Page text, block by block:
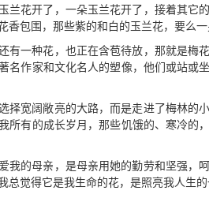
兰花开了，一朵玉兰花开了，接着其它
香包围，那些紫的和白的玉兰花，要么
有一种花，也正在含苞待放，那就是梅
名作家和文化名人的塑像，他们或站或
择宽阔敞亮的大路，而是走进了梅林的
所有的成长岁月，那些饥饿的、寒冷的
我的母亲，是母亲用她的勤劳和坚强，
总觉得它是我生命的花，是照亮我人生